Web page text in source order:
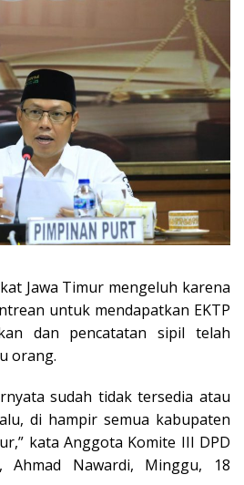
Jawa Timur mengeluh karena
untuk mendapatkan EKTP
dan pencatatan sipil telah
orang.
sudah tidak tersedia atau
di hampir semua kabupaten
kata Anggota Komite III DPD
Ahmad Nawardi, Minggu, 18